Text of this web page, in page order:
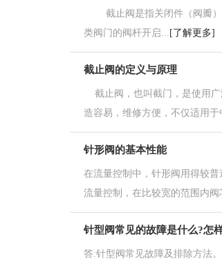
截止阀是指关闭件（阀瓣）
类阀门的阀杆开启... [了解更多]
截止阀的定义与原理
截止阀，也叫截门，是使用广
造容易，维修方便，不仅适用
针形阀的基本性能
在流量控制中，针形阀用得较
流量控制，在比较宽的范围内
针型阀常见的故障是什么?怎
答:针型阀常见故障及排除方法